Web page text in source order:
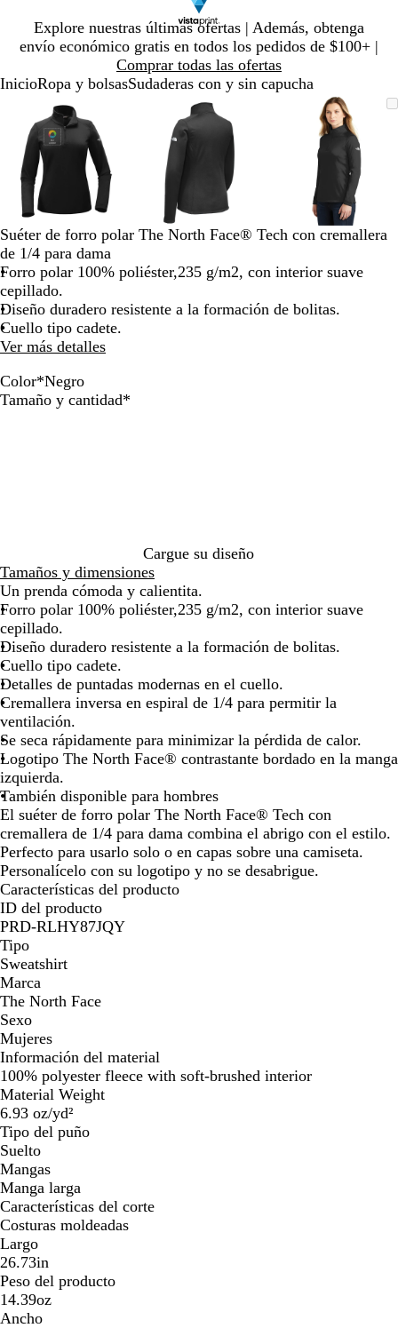
Explore nuestras últimas ofertas | Además, obtenga
envío económico gratis en todos los pedidos de $100+ |
Comprar todas las ofertas
Diapositiva
1
InicioRopa y bolsasSudaderas con y sin capucha
Imagen
ampliable
con
zoom
Ampliado
al
mínimo
Haga
clic
para
expandir
Use
la
tecla
más
y
menos
(-)
para
con
zoom
y
teclas
de
Imagen
ampliable
Ampliado
al
mínimo
Haga
clic
expandir
Use
la
y
menos
para
con
Imagen
ampliable
con
zoom
Ampliado
al
mínimo
Haga
clic
para
expandir
Use
la
tecla
de
más
(+)
y
menos
para
con
Diapositiva
Suéter de forro polar The North Face® Tech con cremallera
de 1/4 para dama
Forro polar 100% poliéster,235 g/m2, con interior suave
cepillado.
Diseño duradero resistente a la formación de bolitas.
Cuello tipo cadete.
Ver más detalles
Color*Negro
A
d
i
d
o
N
Tamaño y cantidad*
Cargue su diseño
Tamaños y dimensiones
Un prenda cómoda y calientita.
Forro polar 100% poliéster,235 g/m2, con interior suave
cepillado.
Diseño duradero resistente a la formación de bolitas.
Cuello tipo cadete.
Detalles de puntadas modernas en el cuello.
Cremallera inversa en espiral de 1/4 para permitir la
ventilación.
Se seca rápidamente para minimizar la pérdida de calor.
Logotipo The North Face® contrastante bordado en la manga
izquierda.
También disponible para hombres
El suéter de forro polar The North Face® Tech con
cremallera de 1/4 para dama combina el abrigo con el estilo.
Perfecto para usarlo solo o en capas sobre una camiseta.
Personalícelo con su logotipo y no se desabrigue.
Características del producto
ID del producto
PRD-RLHY87JQY
Tipo
Sweatshirt
Marca
The North Face
Sexo
Mujeres
Información del material
100% polyester fleece with soft-brushed interior
Material Weight
6.93 oz/yd²
Tipo del puño
Suelto
Mangas
Manga larga
Características del corte
Costuras moldeadas
Largo
26.73in
Peso del producto
14.39oz
Ancho